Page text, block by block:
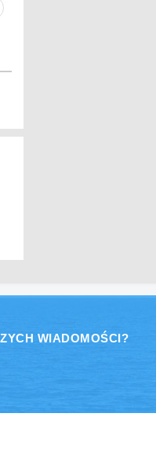
WIADOMOŚCI?